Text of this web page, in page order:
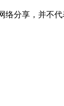
分享，并不